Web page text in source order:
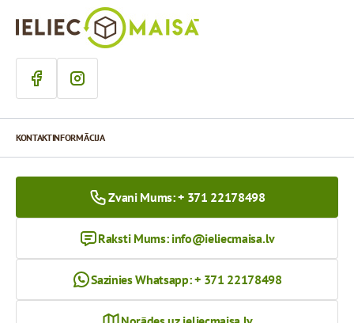
KONTAKTINFORMĀCIJA
Zvani Mums: + 371 22178498
Raksti Mums: info@ieliecmaisa.lv
Sazinies Whatsapp: + 371 22178498